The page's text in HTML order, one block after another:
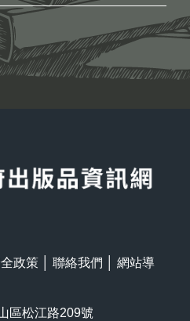
政策 聯絡我們
網站導
區松江路209號